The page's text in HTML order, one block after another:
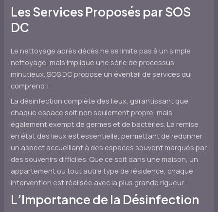
Les Services Proposés par SOS
DC
Le nettoyage après décès ne se limite pas à un simple
nettoyage, mais implique une série de processus
minutieux. SOS DC propose un éventail de services qui
comprend :
La désinfection complète des lieux, garantissant que
chaque espace soit non seulement propre, mais
également exempt de germes et de bactéries. La remise
en état des lieux est essentielle, permettant de redonner
un aspect accueillant à des espaces souvent marqués par
des souvenirs difficiles. Que ce soit dans une maison, un
appartement ou tout autre type de résidence, chaque
intervention est réalisée avec la plus grande rigueur.
L’Importance de la Désinfection